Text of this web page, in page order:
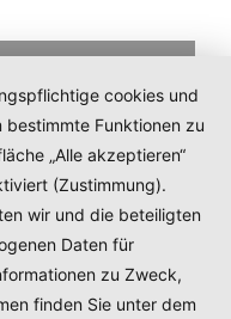
cookies und
Funktionen zu
„Alle akzeptieren“
(Zustimmung).
wir und die beteiligten
Daten für
zu Zweck,
finden Sie unter dem